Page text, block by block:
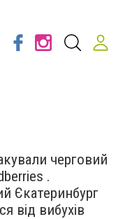
черговий
.
Єкатеринбург
від вибухів